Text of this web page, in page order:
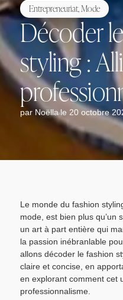
Entrepreneuriat,Mode
Décoder
styling :
par Noëlla le 20 octobre
Le monde du fashion
mode, est bien plus qu’un
un art à part entière qui
la passion inébranlable
allons décoder le fashion
claire et concise, en
en explorant comment cet
professionnalisme.